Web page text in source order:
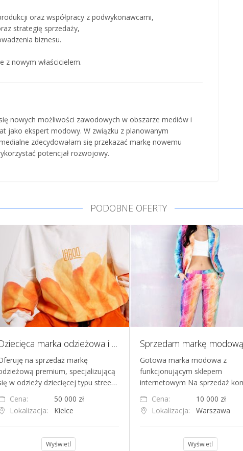
oraz współpracy z podwykonawcami,
strategię sprzedaży,
biznesu.
z nowym właścicielem.
nowych możliwości zawodowych w obszarze mediów i
jako ekspert modowy. W związku z planowanym
zdecydowałam się przekazać markę nowemu
potencjał rozwojowy.
PODOBNE OFERTY
Dziecięca marka odzieżowa i sklep internetowy
na sprzedaż markę
premium, specjalizującą
w odzieży dziecięcej typu stree…
Cena:
50 000 zł
Lokalizacja:
Kielce
Wyświetl
Gotowa marka modowa z
funkcjonującym sklepem
internetowym Na sprzedaż
Cena:
10 000 zł
Lokalizacja:
Warszawa
Wyświetl